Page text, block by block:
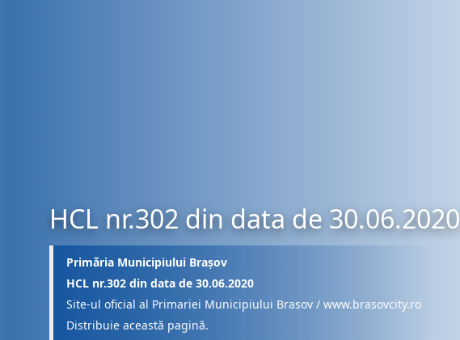
HCL nr.302 din data de 30.06.2020
Primăria Municipiului Brașov
HCL nr.302 din data de 30.06.2020
Site-ul oficial al Primariei Municipiului Brasov / www.brasovcity.ro
Distribuie această pagină.